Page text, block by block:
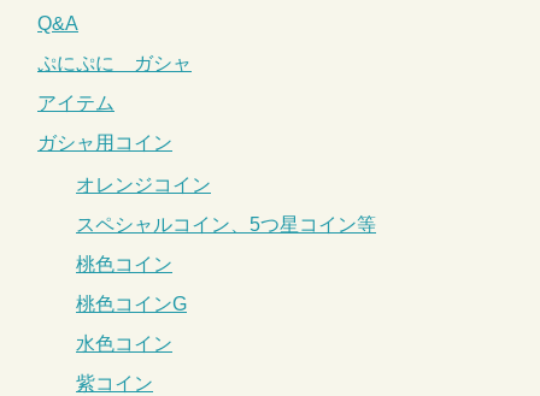
Q&A
ぷにぷに ガシャ
アイテム
ガシャ用コイン
オレンジコイン
スペシャルコイン、5つ星コイン等
桃色コイン
桃色コインG
水色コイン
紫コイン